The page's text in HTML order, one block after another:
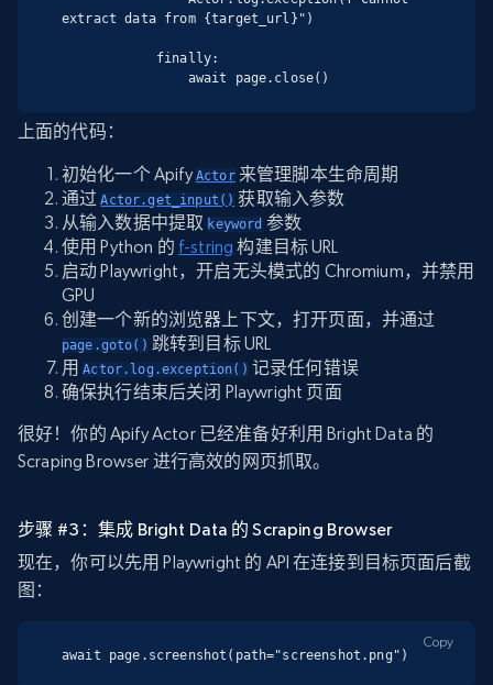
extract data from {target_url}")
                await page.close()
上面的代码：
初始化一个 ApifyActor来管理脚本生命周期
通过Actor.get_input() 获取输入参数
从输入数据中提取 keyword 参数
使用 Python 的 f-string 构建目标 URL
启动 Playwright，开启无头模式的 Chromium，并禁用
GPU
创建一个新的浏览器上下文，打开页面，并通过
page.goto() 跳转到目标 URL
用Actor.log.exception() 记录任何错误
确保执行结束后关闭 Playwright 页面
很好！你的 Apify Actor 已经准备好利用 Bright Data 的
Scraping Browser 进行高效的网页抓取。
步骤 #3：集成 Bright Data 的 Scraping Browser
现在，你可以先用 Playwright 的 API 在连接到目标页面后截
图：
await page.screenshot(path="screenshot.png")
Copy